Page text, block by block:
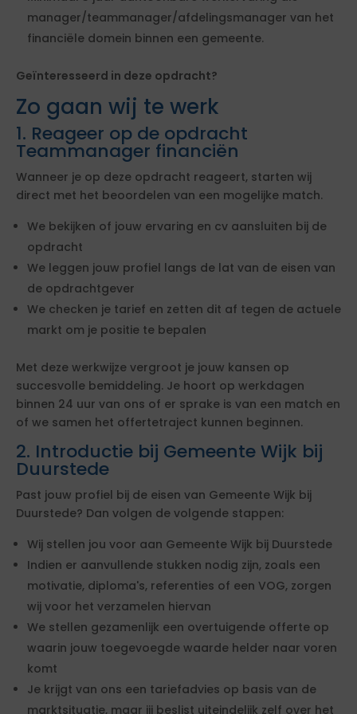
manager/teammanager/afdelingsmanager van het
financiële domein binnen een gemeente.
Geïnteresseerd in deze opdracht?
Zo gaan wij te werk
1. Reageer op de opdracht
Teammanager financiën
Wanneer je op deze opdracht reageert, starten wij
direct met het beoordelen van een mogelijke match.
We bekijken of jouw ervaring en cv aansluiten bij de
opdracht
We leggen jouw profiel langs de lat van de eisen van
de opdrachtgever
We checken je tarief en zetten dit af tegen de actuele
markt om je positie te bepalen
Met deze werkwijze vergroot je jouw kansen op
succesvolle bemiddeling. Je hoort op werkdagen
binnen 24 uur van ons of er sprake is van een match en
of we samen het offertetraject kunnen beginnen.
2. Introductie bij Gemeente Wijk bij
Duurstede
Past jouw profiel bij de eisen van Gemeente Wijk bij
Duurstede? Dan volgen de volgende stappen:
Wij stellen jou voor aan Gemeente Wijk bij Duurstede
Indien er aanvullende stukken nodig zijn, zoals een
motivatie, diploma's, referenties of een VOG, zorgen
wij voor het verzamelen hiervan
We stellen gezamenlijk een overtuigende offerte op
waarin jouw toegevoegde waarde helder naar voren
komt
Je krijgt van ons een tariefadvies op basis van de
marktsituatie, maar jij beslist uiteindelijk zelf over het